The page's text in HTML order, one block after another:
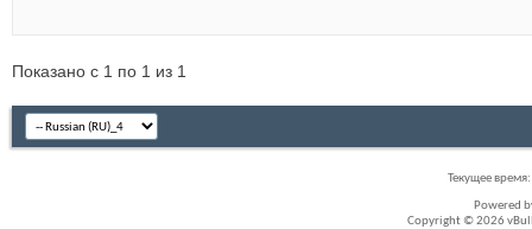
Показано с 1 по 1 из 1
Текущее время:
Powered
Copyright © 2026